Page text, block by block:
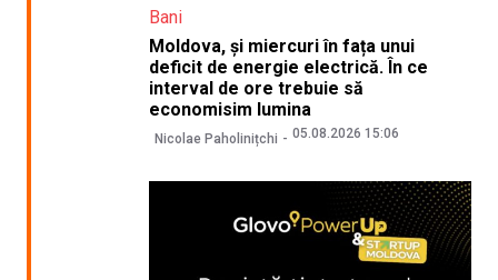
Bani
Moldova, și miercuri în fața unui
deficit de energie electrică. În ce
interval de ore trebuie să
economisim lumina
Nicolae Paholinițchi 05.08.2026 15:06